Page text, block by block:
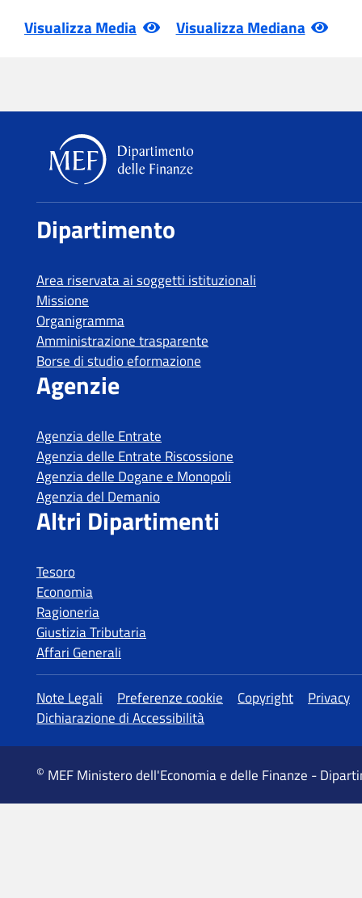
Tesoro
Economia
Ragioneria
Giustizia Tributaria
Affari Generali
MEF Ministero dell'Economia e delle Finanze -